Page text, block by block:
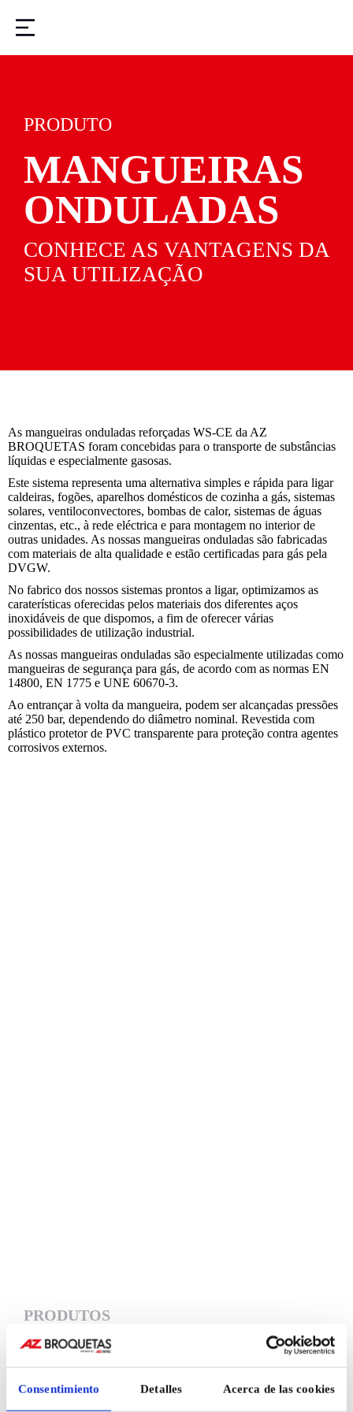
Consentimiento Detalles Acerca de las cookies
PRODUTO
MANGUEIRAS
ONDULADAS
CONHECE AS VANTAGENS DA
SUA UTILIZAÇÃO
As mangueiras onduladas reforçadas WS-CE da AZ
BROQUETAS foram concebidas para o transporte de substâncias
líquidas e especialmente gasosas.
Este sistema representa uma alternativa simples e rápida para ligar
caldeiras, fogões, aparelhos domésticos de cozinha a gás, sistemas
solares, ventiloconvectores, bombas de calor, sistemas de águas
cinzentas, etc., à rede eléctrica e para montagem no interior de
outras unidades. As nossas mangueiras onduladas são fabricadas
com materiais de alta qualidade e estão certificadas para gás pela
DVGW.
No fabrico dos nossos sistemas prontos a ligar, optimizamos as
caraterísticas oferecidas pelos materiais dos diferentes aços
inoxidáveis de que dispomos, a fim de oferecer várias
possibilidades de utilização industrial.
As nossas mangueiras onduladas são especialmente utilizadas como
mangueiras de segurança para gás, de acordo com as normas EN
14800, EN 1775 e UNE 60670-3.
Ao entrançar à volta da mangueira, podem ser alcançadas pressões
até 250 bar, dependendo do diâmetro nominal. Revestida com
plástico protetor de PVC transparente para proteção contra agentes
corrosivos externos.
PRODUTOS